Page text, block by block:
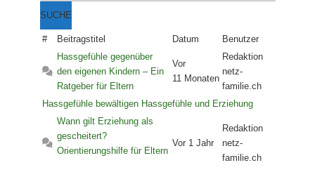
# Beitragstitel Datum
Benutzer
Hassgefühle gegenüber
den eigenen Kindern – Ein
Ratgeber für Eltern
Vor
11 Monaten
Redaktion
netz-
familie.ch
Hassgefühle bewältigen Hassgefühle und Erziehung
Wann gilt Erziehung als
gescheitert?
Orientierungshilfe für Eltern
Vor 1 Jahr
Redaktion
netz-
familie.ch